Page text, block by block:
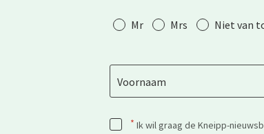
Aanhef
Mr Mrs Niet van
Voornaam
* Ik wil graag de Kneipp-